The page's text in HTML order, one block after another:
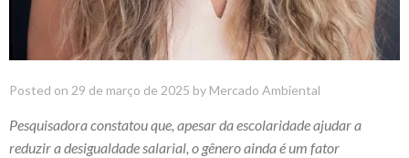
Posted on 29 de março de 2025 by Mercado Ambiental
Pesquisadora constatou que, apesar da escolaridade ajudar a
reduzir a desigualdade salarial, o gênero ainda é um fator